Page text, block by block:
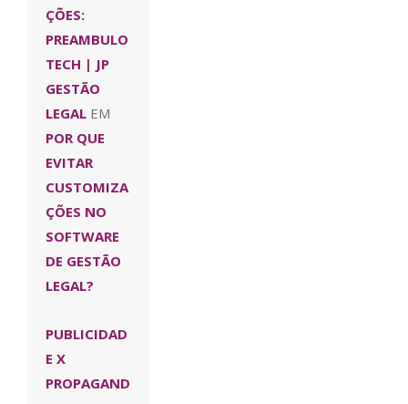
ÇÕES:
PREAMBULO
TECH | JP
GESTÃO
LEGAL EM
POR QUE
EVITAR
CUSTOMIZA
ÇÕES NO
SOFTWARE
DE GESTÃO
LEGAL?
PUBLICIDAD
E X
PROPAGAND